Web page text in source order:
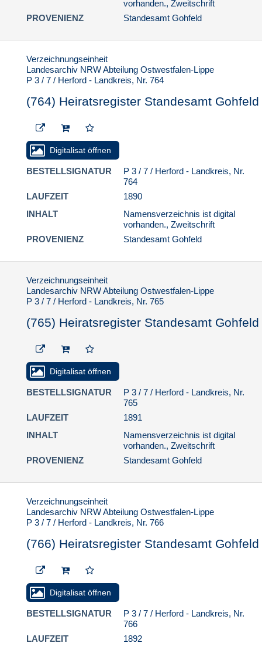
vorhanden., Zweitschrift
PROVENIENZ
Standesamt Gohfeld
Verzeichnungseinheit
Landesarchiv NRW Abteilung Ostwestfalen-Lippe
P 3 / 7 / Herford - Landkreis, Nr. 764
(764) Heiratsregister Standesamt Gohfeld
Digitalisat öffnen
BESTELLSIGNATUR
P 3 / 7 / Herford - Landkreis, Nr.
764
LAUFZEIT
1890
INHALT
Namensverzeichnis ist digital
vorhanden., Zweitschrift
PROVENIENZ
Standesamt Gohfeld
Verzeichnungseinheit
Landesarchiv NRW Abteilung Ostwestfalen-Lippe
P 3 / 7 / Herford - Landkreis, Nr. 765
(765) Heiratsregister Standesamt Gohfeld
Digitalisat öffnen
BESTELLSIGNATUR
P 3 / 7 / Herford - Landkreis, Nr.
765
LAUFZEIT
1891
INHALT
Namensverzeichnis ist digital
vorhanden., Zweitschrift
PROVENIENZ
Standesamt Gohfeld
Verzeichnungseinheit
Landesarchiv NRW Abteilung Ostwestfalen-Lippe
P 3 / 7 / Herford - Landkreis, Nr. 766
(766) Heiratsregister Standesamt Gohfeld
Digitalisat öffnen
BESTELLSIGNATUR
P 3 / 7 / Herford - Landkreis, Nr.
766
LAUFZEIT
1892